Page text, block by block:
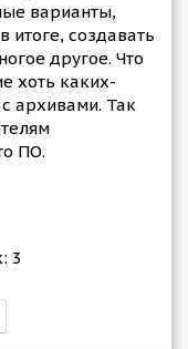
варианты,
итоге, создавать
другое. Что
хоть каких-
архивами. Так
ПО.
3